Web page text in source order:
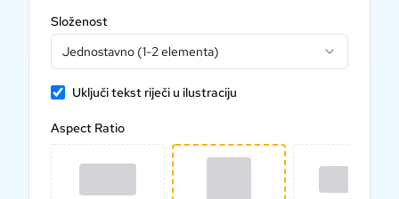
Složenost
Jednostavno (1-2 elementa)
Uključi tekst riječi u ilustraciju
Aspect Ratio